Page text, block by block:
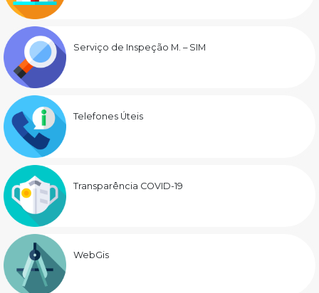
Serviço de Inspeção M. – SIM
Telefones Úteis
Transparência COVID-19
WebGis